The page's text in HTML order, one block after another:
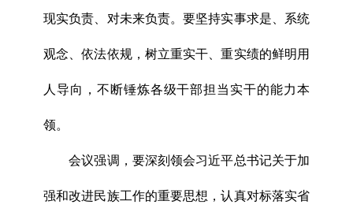
现实负责、对未来负责。要坚持实事求是、系统
观念、依法依规，树立重实干、重实绩的鲜明用
人导向，不断锤炼各级干部担当实干的能力本
领。
会议强调，要深刻领会习近平总书记关于加
强和改进民族工作的重要思想，认真对标落实省